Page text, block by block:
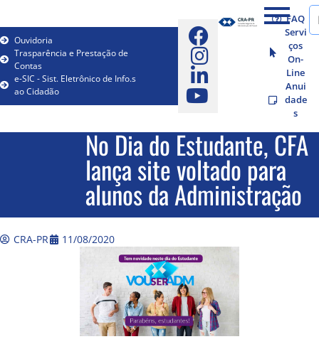
Ouvidoria
Trasparência e Prestação de
Contas
e-SIC - Sist. Eletrônico de Info.s
ao Cidadão
FAQ
Servi
ços
On-
Line
Anui
dade
s
No Dia do Estudante, CFA
lança site voltado para
alunos da Administração
CRA-PR 11/08/2020